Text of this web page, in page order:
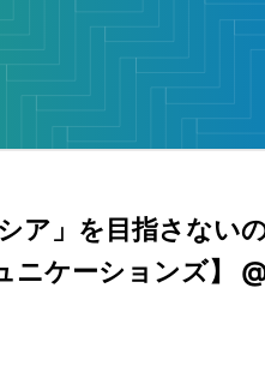
ア」を目指さない
ニケーションズ】